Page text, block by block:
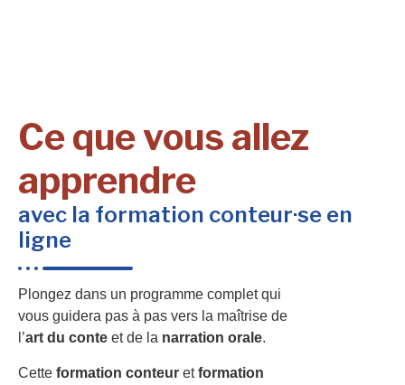
Ce que vous allez
apprendre
avec la formation conteur·se en
ligne
Plongez dans un programme complet qui
vous guidera pas à pas vers la maîtrise de
l’art du conte et de la narration orale.
Cette formation conteur etformation